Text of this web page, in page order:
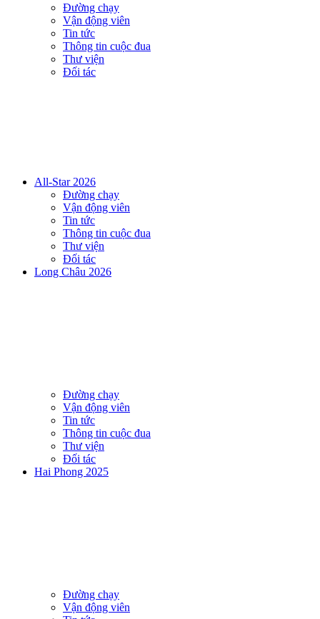
Đường chạy
Vận động viên
Tin tức
Thông tin cuộc đua
Thư viện
Đối tác
All-Star 2026
Đường chạy
Vận động viên
Tin tức
Thông tin cuộc đua
Thư viện
Đối tác
Long Châu 2026
Đường chạy
Vận động viên
Tin tức
Thông tin cuộc đua
Thư viện
Đối tác
Hai Phong 2025
Đường chạy
Vận động viên